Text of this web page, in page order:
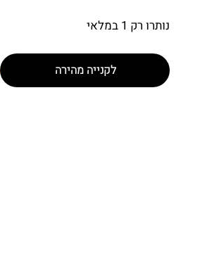
נותרו רק 1 במלאי
לקנייה מהירה